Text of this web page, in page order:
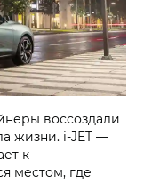
воссоздали
жизни. i‑JET —
к
местом, где